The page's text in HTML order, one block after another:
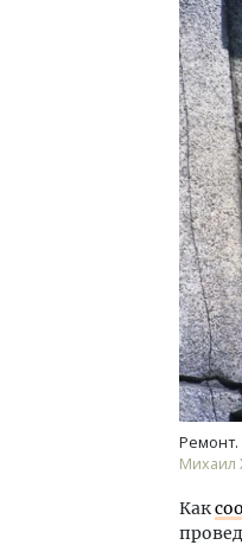
Ремонт.
Михаил
Как
земли.
плитами